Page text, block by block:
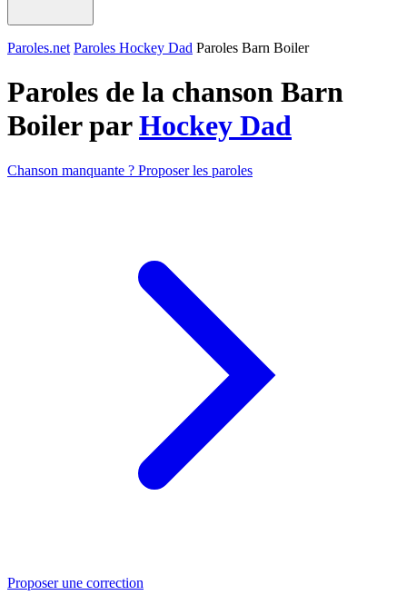
Paroles.net Paroles Hockey Dad Paroles Barn Boiler
Paroles de la chanson Barn
Boiler parHockey Dad
Chanson manquante ? Proposer les paroles
Proposer une correction